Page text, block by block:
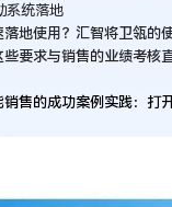
系统落地
地使用？汇智将卫瓴的
要求与销售的业绩考核
销售的成功案例实践：